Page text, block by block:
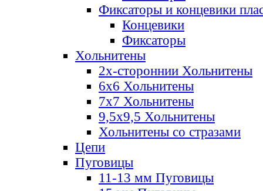
Фиксаторы и концевики
Концевики
Фиксаторы
Хольнитены
2х-стороннии Хольнитены
6х6 Хольнитены
7х7 Хольнитены
9,5х9,5 Хольнитены
Хольнитены со стразами
Цепи
Пуговицы
11-13 мм Пуговицы